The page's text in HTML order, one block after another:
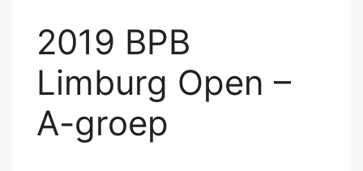
2019 BPB
Limburg Open –
A-groep